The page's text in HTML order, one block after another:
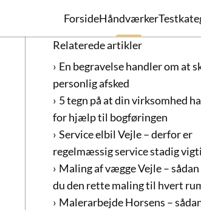
ForsideHåndværker
Relaterede artikler
En begravelse handler om at
personlig afsked
5 tegn på at din virksomhed
for hjælp til bogføringen
Service elbil Vejle – derfor er
regelmæssig service stadig
Maling af vægge Vejle –
du den rette maling til hvert
Malerarbejde Horsens –